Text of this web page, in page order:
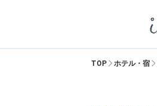
TOP ホテル・宿